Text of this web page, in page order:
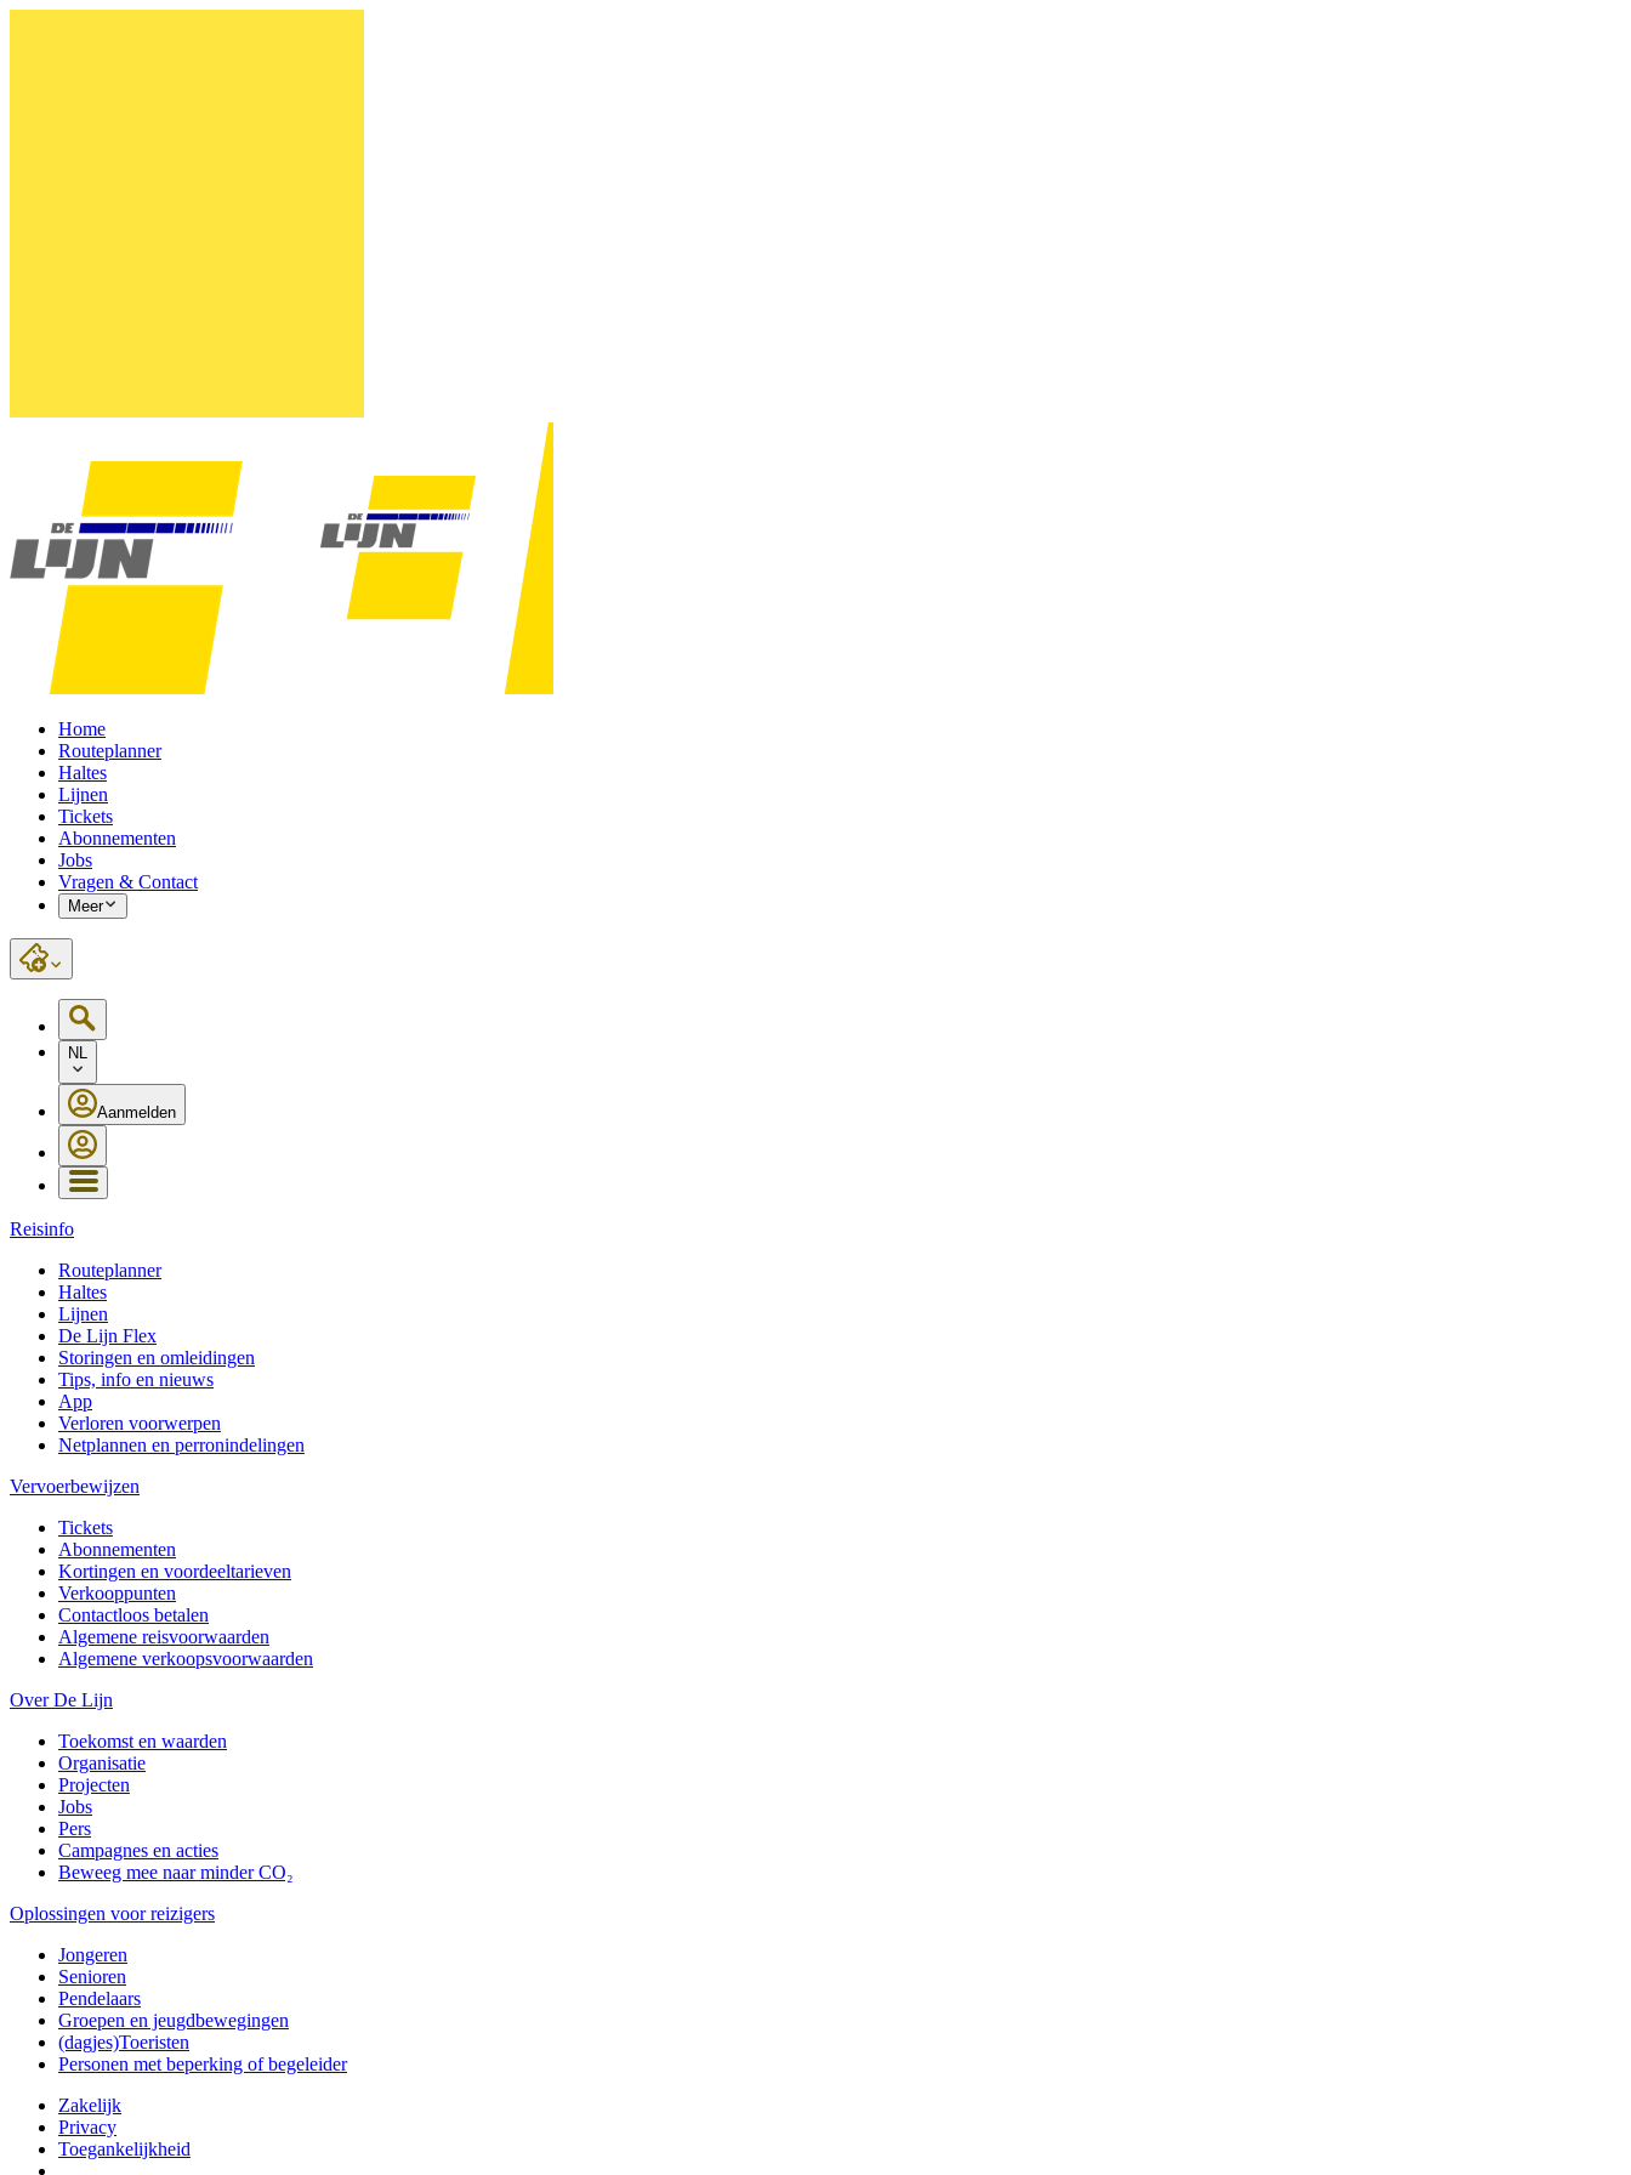
Home
Routeplanner
Haltes
Lijnen
Tickets
Abonnementen
Jobs
Vragen & Contact
Meer
NL
Aanmelden
Reisinfo
Routeplanner
Haltes
Lijnen
De Lijn Flex
Storingen en omleidingen
Tips, info en nieuws
App
Verloren voorwerpen
Netplannen en perronindelingen
Vervoerbewijzen
Tickets
Abonnementen
Kortingen en voordeeltarieven
Verkooppunten
Contactloos betalen
Algemene reisvoorwaarden
Algemene verkoopsvoorwaarden
Over De Lijn
Toekomst en waarden
Organisatie
Projecten
Jobs
Pers
Campagnes en acties
Beweeg mee naar minder CO₂
Oplossingen voor reizigers
Jongeren
Senioren
Pendelaars
Groepen en jeugdbewegingen
(dagjes)Toeristen
Personen met beperking of begeleider
Zakelijk
Privacy
Toegankelijkheid